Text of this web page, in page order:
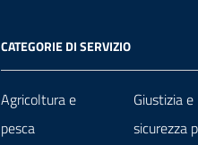
CATEGORIE DI SERVIZIO
Agricoltura e
pesca
Giustizia e
sicurezza